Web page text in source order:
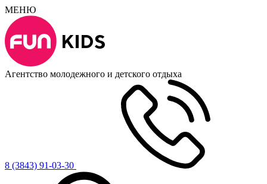
МЕНЮ
Агентство молодежного и детского отдыха
8 (3843) 91-03-30